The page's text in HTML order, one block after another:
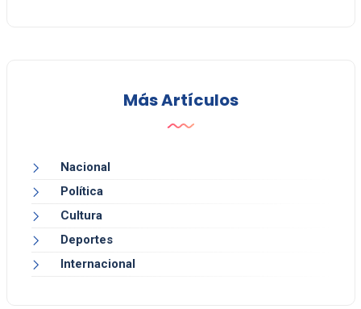
Más Artículos
Nacional
Política
Cultura
Deportes
Internacional